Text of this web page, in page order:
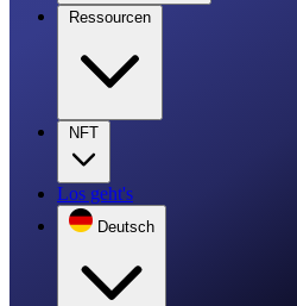
Ressourcen
NFT
Los geht's
Deutsch